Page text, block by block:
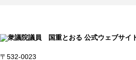
〒532-0023